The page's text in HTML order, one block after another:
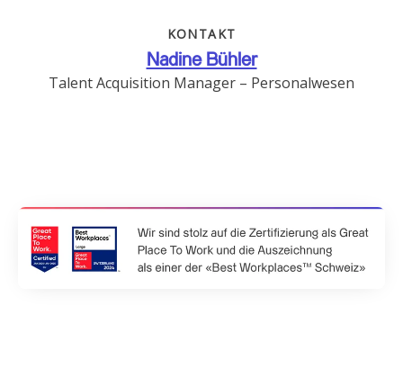
KONTAKT
Nadine Bühler
Talent Acquisition Manager – Personalwesen